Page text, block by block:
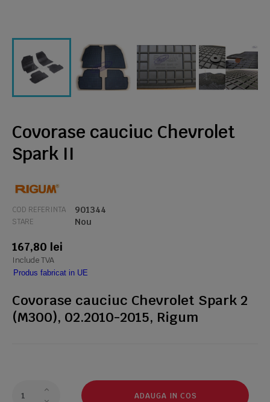
Covorase cauciuc Chevrolet
Spark II
COD REFERINTA 901344
STARE Nou
167,80 lei
Include TVA
Produs fabricat in UE
Covorase cauciuc Chevrolet Spark 2
(M300), 02.2010-2015, Rigum
ADAUGA IN COS